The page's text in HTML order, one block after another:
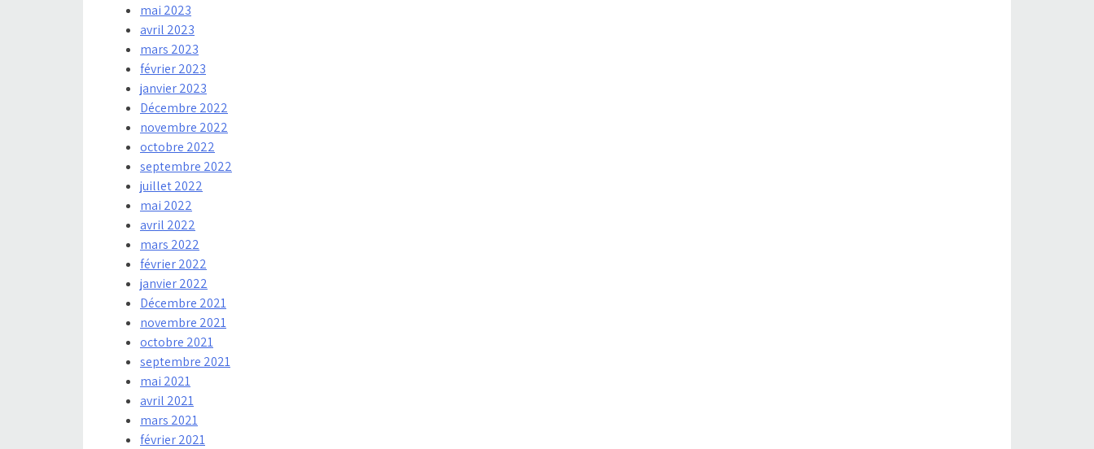
mai 2023
avril 2023
mars 2023
février 2023
janvier 2023
Décembre 2022
novembre 2022
octobre 2022
septembre 2022
juillet 2022
mai 2022
avril 2022
mars 2022
février 2022
janvier 2022
Décembre 2021
novembre 2021
octobre 2021
septembre 2021
mai 2021
avril 2021
mars 2021
février 2021